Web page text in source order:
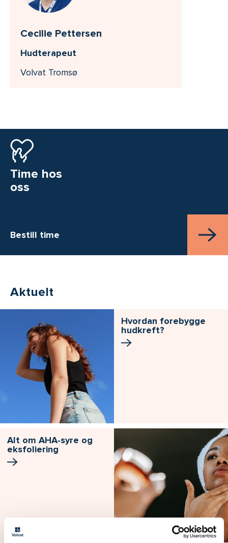
Cecilie Pettersen
Hudterapeut
Volvat Tromsø
Time hos
oss
Bestill time
Aktuelt
Hvordan forebygge
hudkreft?
Alt om AHA-syre og
eksfoliering